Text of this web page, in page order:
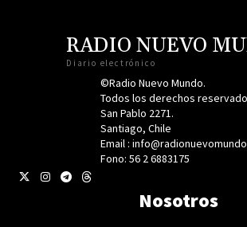
RADIO NUEVO
Diario electrónico
©Radio Nuevo Mundo.
Todos los derechos
San Pablo 2271.
Santiago, Chile
Email :
Fono: 56 2 6883175
Nosotros